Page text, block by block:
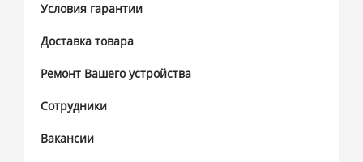
Условия гарантии
Доставка товара
Ремонт Вашего устройства
Сотрудники
Вакансии